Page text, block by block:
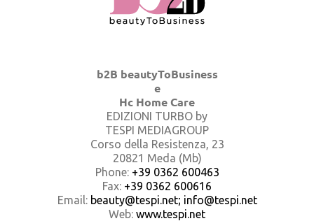
b2B beautyToBusiness
e
Hc Home Care
EDIZIONI TURBO by
TESPI MEDIAGROUP
Corso della Resistenza, 23
20821 Meda (Mb)
Phone: +39 0362 600463
Fax: +39 0362 600616
Email: beauty@tespi.net; info@tespi.net
Web: www.tespi.net